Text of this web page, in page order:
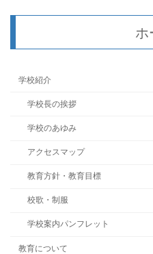
ホ
学校紹介
学校長の挨拶
学校のあゆみ
アクセスマップ
教育方針・教育目標
校歌・制服
学校案内パンフレット
教育について